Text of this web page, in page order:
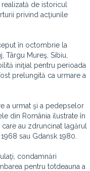
de istoricul
privind acţiunile
în octombrie la
Târgu Mureş, Sibiu,
iniţial pentru perioada
prelungită ca urmare a
a urmat şi a pedepselor
din România ilustrate în
au zdruncinat lagărul
sau Gdansk 1980.
condamnări
pentru totdeauna a